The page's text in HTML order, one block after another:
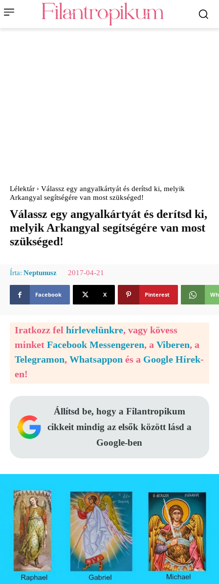
Lélektár
Válassz egy angyalkártyát és derítsd ki, melyik
Arkangyal segítségére van most szükséged!
Válassz egy angyalkártyát és derítsd ki,
melyik Arkangyal segítségére van most
szükséged!
Írta: Neptunusz 2017-04-21
Facebook X Pinterest
Iratkozz fel hírlevelünkre, vagy kövess
minket Facebook Messengeren, a Viberen, a
Telegramon, Whatsappon és a Google Hírek-
en!
Állítsd be, hogy a Filantropikum
cikkeit mindig az elsők között lásd a
Google-ben